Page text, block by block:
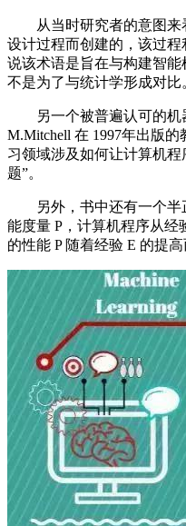
从当时研究者的意图来
设计过程而创建的，该过
说该术语是旨在与构建智能
不是为了与统计学形成对比
另一个被普遍认可的机
M.Mitchell 在 1997年出版
习领域涉及如何让计算机
题”。
另外，书中还有一个半
能度量 P，计算机程序从经
的性能 P 随着经验 E 的提高